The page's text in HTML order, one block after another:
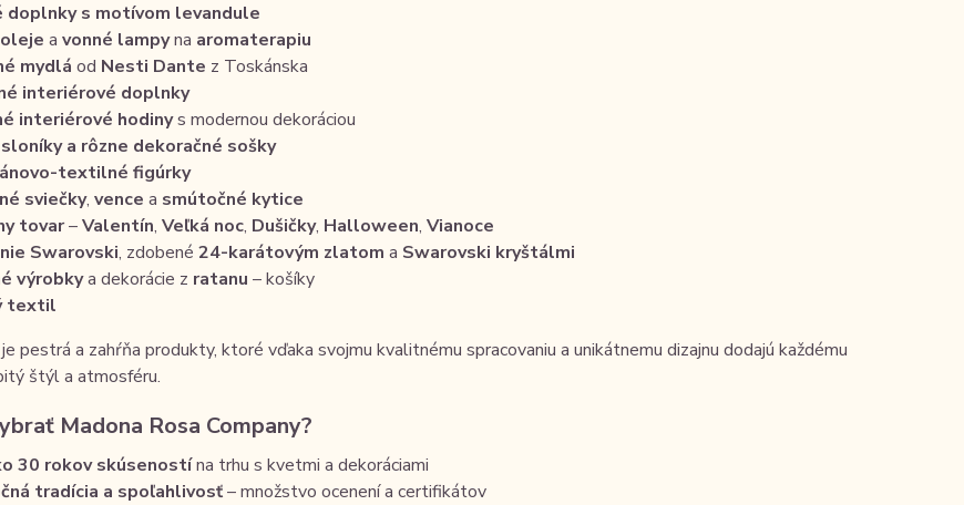
doplnky s motívom levandule
a vonné lampyna aromaterapiu
mydlá od Nesti Dante z Toskánska
interiérové doplnky
interiérové hodinys modernou dekoráciou
a rôzne dekoračné sošky
textilné figúrky
sviečky, vence a smútočné kytice
tovar–Valentín, Veľká noc, Dušičky, Halloween, Vianoce
Swarovski, zdobené 24-karátovým zlatom a Swarovski kryštálmi
výrobkya dekorácie z ratanu – košíky
textil
pestrá a zahŕňa produkty, ktoré vďaka svojmu kvalitnému spracovaniu a unikátnemu dizajnu dodajú každému
štýl a atmosféru.
Madona Rosa Company?
30 rokov skúsenostína trhu s kvetmi a dekoráciami
tradícia a spoľahlivosť– množstvo ocenení a certifikátov